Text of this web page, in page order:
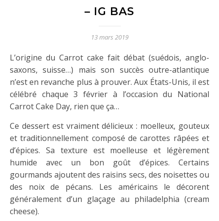
– IG BAS
13 mars 2019
L’origine du Carrot cake fait débat (suédois, anglo-
saxons, suisse…) mais son succès outre-atlantique
n’est en revanche plus à prouver. Aux États-Unis, il est
célébré chaque 3 février à l’occasion du National
Carrot Cake Day, rien que ça…
Ce dessert est vraiment délicieux : moelleux, gouteux
et traditionnellement composé de carottes râpées et
d’épices. Sa texture est moelleuse et légèrement
humide avec un bon goût d’épices. Certains
gourmands ajoutent des raisins secs, des noisettes ou
des noix de pécans. Les américains le décorent
généralement d’un glaçage au philadelphia (cream
cheese).